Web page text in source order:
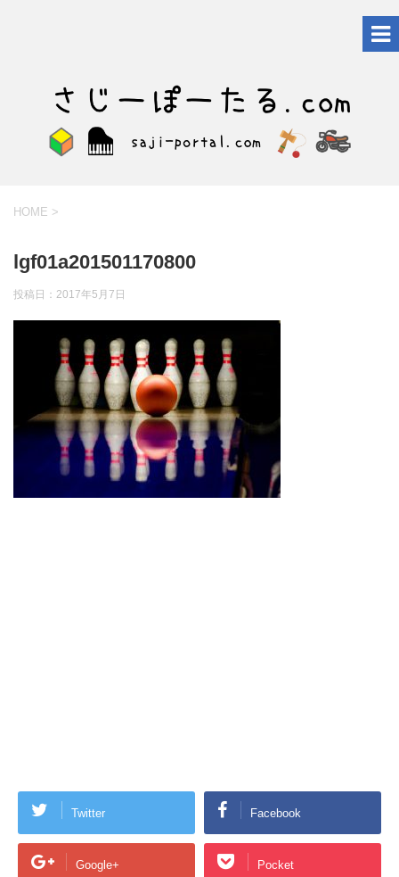
HOME >
lgf01a201501170800
投稿日： 2017年5月7日
Twitter Facebook
Google+ Pocket